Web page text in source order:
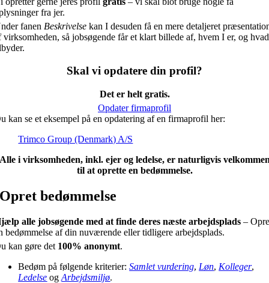
fra jer.
fanen Beskrivelse kan I desuden få en mere detaljeret
virksomheden, så jobsøgende får et klart billede af, hvem I er, og
Skal vi opdatere din profil?
Det er helt gratis.
Opdater firmaprofil
kan se et eksempel på en opdatering af en firmaprofil her:
Trimco Group (Denmark) A/S
i virksomheden, inkl. ejer og ledelse, er naturligvis
til at oprette en bedømmelse.
Opret bedømmelse
alle jobsøgende med at finde deres næste arbejdsplads –
bedømmelse af din nuværende eller tidligere arbejdsplads.
kan gøre det 100% anonymt.
Bedøm på følgende kriterier:Samlet vurdering, Løn, Kolleger,
Ledelse ogArbejdsmiljø.